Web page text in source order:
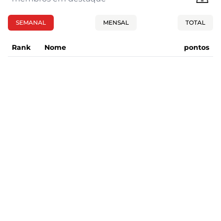
SEMANAL MENSAL TOTAL
Rank Nome pontos